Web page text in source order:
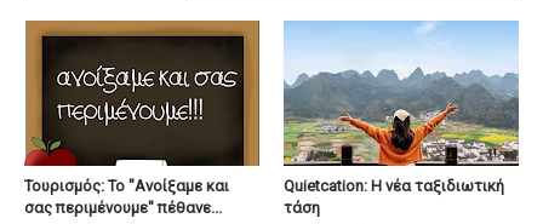
Τουρισμός: Το "Ανοίξαμε και
σας περιμένουμε" πέθανε...
Quietcation: Η νέα ταξιδιωτική
τάση